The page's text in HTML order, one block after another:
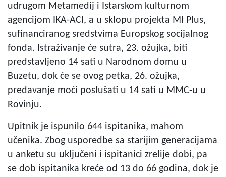
udrugom Metamedij i Istarskom kulturnom
agencijom IKA-ACI, a u sklopu projekta MI Plus,
sufinanciranog sredstvima Europskog socijalnog
fonda. Istraživanje će sutra, 23. ožujka, biti
predstavljeno 14 sati u Narodnom domu u
Buzetu, dok će se ovog petka, 26. ožujka,
predavanje moći poslušati u 14 sati u MMC-u u
Rovinju.
Upitnik je ispunilo 644 ispitanika, mahom
učenika. Zbog usporedbe sa starijim generacijama
u anketu su uključeni i ispitanici zrelije dobi, pa
se dob ispitanika kreće od 13 do 66 godina, dok je